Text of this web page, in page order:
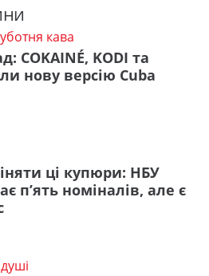
кава
COKAINÉ, KODI та
нову версію Cuba
ці купюри: НБУ
п’ять номіналів, але є